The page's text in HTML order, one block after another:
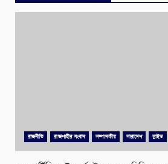
রাজনীতি রাজশাহীর সংবাদ সম্পাদকীয় সারাদেশ স্লাইড